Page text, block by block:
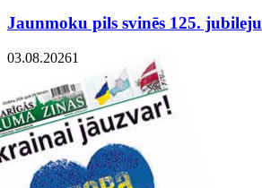
Jaunmoku pils svinēs 125. jubileju
03.08.20261